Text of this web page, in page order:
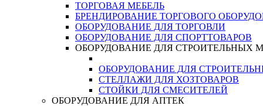
ТОРГОВАЯ МЕБЕЛЬ
БРЕНДИРОВАНИЕ ТОРГОВОГО
ОБОРУДОВАНИЕ ДЛЯ ТОРГОВЛИ
ОБОРУДОВАНИЕ ДЛЯ СПОРТТОВАРОВ
ОБОРУДОВАНИЕ ДЛЯ СТРОИТЕЛЬНЫХ
ОБОРУДОВАНИЕ ДЛЯ
СТЕЛЛАЖИ ДЛЯ ХОЗТОВАРОВ
СТОЙКИ ДЛЯ СМЕСИТЕЛЕЙ
ОБОРУДОВАНИЕ ДЛЯ АПТЕК